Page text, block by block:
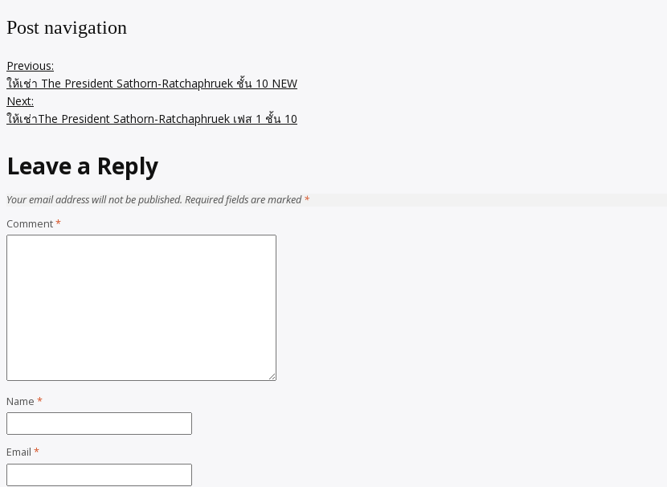
Post navigation
Previous:
ให้เช่า The President Sathorn-Ratchaphruek ชั้น 10 NEW
Next:
ให้เช่าThe President Sathorn-Ratchaphruek เฟส 1 ชั้น 10
Leave a Reply
Your email address will not be published. Required fields are marked*
Comment*
Name *
Email *